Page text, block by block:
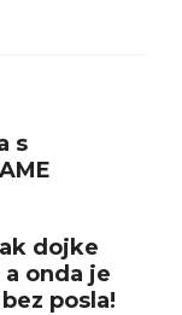
s
dojke
onda je
posla!